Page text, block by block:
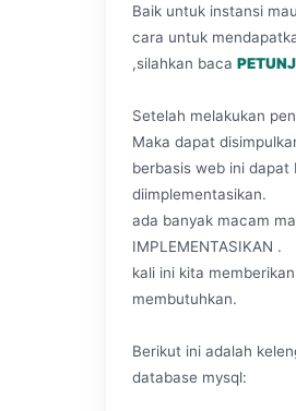
Baik untuk instansi
cara untuk
,silahkan baca
Setelah melakukan
Maka dapat
berbasis web ini dapat
diimplementasikan.
ada banyak macam
IMPLEMENTASIKAN .
kali ini kita
membutuhkan.
Berikut ini adalah
database mysql: